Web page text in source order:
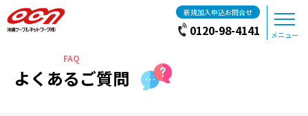
新規加入申込お問合せ
0120-98-4141 メニュー
よくあるご質問